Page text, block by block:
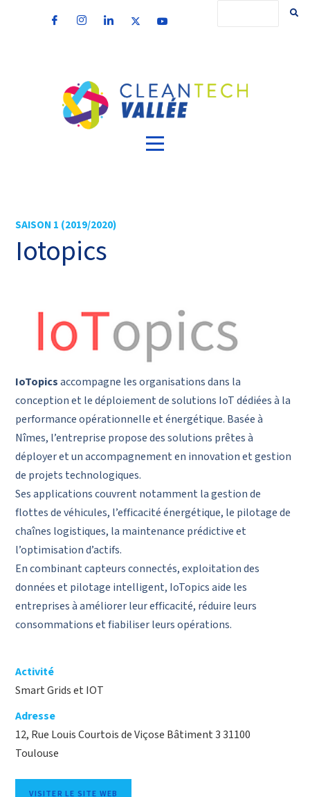
SAISON 1 (2019/2020)
Iotopics
IoTopicsaccompagne les organisations dans la
conception et le déploiement de solutions IoT dédiées à la
performance opérationnelle et énergétique. Basée à
Nîmes, l’entreprise propose des solutions prêtes à
déployer et un accompagnement en innovation et gestion
de projets technologiques.
Ses applications couvrent notamment la gestion de
flottes de véhicules, l’efficacité énergétique, le pilotage de
chaînes logistiques, la maintenance prédictive et
l’optimisation d’actifs.
En combinant capteurs connectés, exploitation des
données et pilotage intelligent, IoTopics aide les
entreprises à améliorer leur efficacité, réduire leurs
consommations et fiabiliser leurs opérations.
Activité
Smart Grids et IOT
Adresse
12, Rue Louis Courtois de Viçose Bâtiment 3 31100
Toulouse
VISITER LE SITE WEB